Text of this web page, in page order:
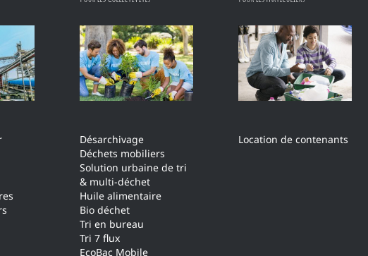
Désarchivage
Déchets mobiliers
Solution urbaine de tri
& multi-déchet
Huile alimentaire
Bio déchet
Tri en bureau
Tri 7 flux
EcoBac Mobile
Location de contenants